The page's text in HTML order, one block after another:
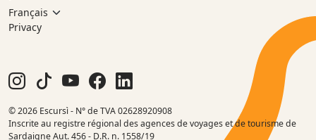
Privacy
© 2026 Escursì - N° de TVA 02628920908
Inscrite au registre régional des agences de voyages et de tourisme de
Sardaigne Aut. 456 - D.R. n. 1558/19